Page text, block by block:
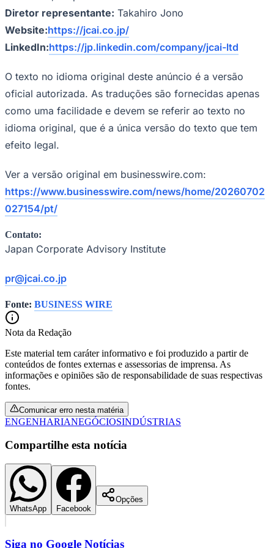
Corinthians
Palmeiras
Diretor representante: Takahiro Jono
Website:https://jcai.co.jp/
LinkedIn:https://jp.linkedin.com/company/jcai-ltd
O texto no idioma original deste anúncio é a versão
oficial autorizada. As traduções são fornecidas apenas
como uma facilidade e devem se referir ao texto no
idioma original, que é a única versão do texto que tem
efeito legal.
Ver a versão original em businesswire.com:
https://www.businesswire.com/news/home/20260702
027154/pt/
Contato:
Japan Corporate Advisory Institute
pr@jcai.co.jp
Fonte: BUSINESS WIRE
Nota da Redação
Este material tem caráter informativo e foi produzido a partir de
conteúdos de fontes externas e assessorias de imprensa. As
informações e opiniões são de responsabilidade de suas respectivas
fontes.
Comunicar erro nesta matéria
ENGENHARIANEGÓCIOSINDÚSTRIAS
Compartilhe esta notícia
WhatsApp Facebook
Opções
Siga no Google Notícias